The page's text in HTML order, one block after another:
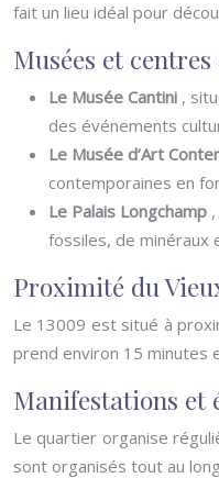
fait un lieu idéal pour
Musées et
Le Musée Cantini ,
des événements
Le Musée d’Art
contemporaines en
Le Palais Longchamp
fossiles, de minéraux
Proximité du
Le 13009 est situé à
prend environ 15 minutes
Manifestations et
Le quartier organise
sont organisés tout au